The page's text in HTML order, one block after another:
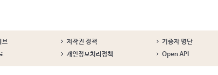
브 저작권 정책 기증자 명단
개인정보처리정책 Open API